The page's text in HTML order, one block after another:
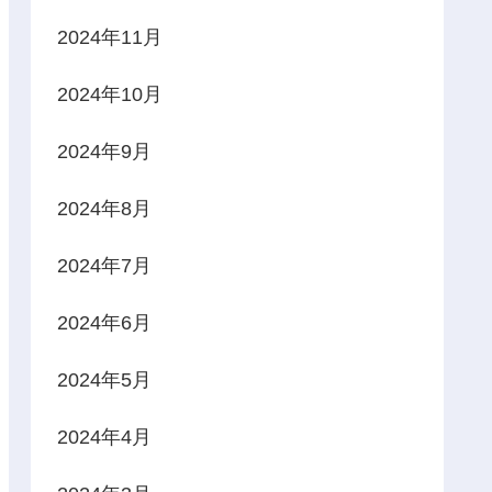
2024年11月
2024年10月
2024年9月
2024年8月
2024年7月
2024年6月
2024年5月
2024年4月